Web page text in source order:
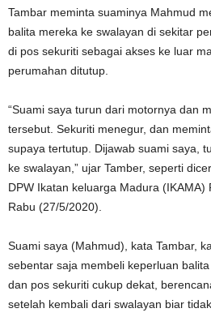
Tambar meminta suaminya Mahmud
balita mereka ke swalayan di sekitar
di pos sekuriti sebagai akses ke luar
perumahan ditutup.
“Suami saya turun dari motornya dan
tersebut. Sekuriti menegur, dan
supaya tertutup. Dijawab suami saya,
ke swalayan,” ujar Tamber, seperti
DPW Ikatan keluarga Madura (IKAMA)
Rabu (27/5/2020).
Suami saya (Mahmud), kata Tambar,
sebentar saja membeli keperluan
dan pos sekuriti cukup dekat,
setelah kembali dari swalayan biar